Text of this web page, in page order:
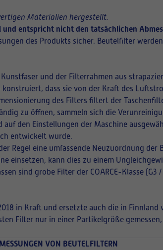
Materialien hergestellt.
entspricht nicht den tatsächlichen
des Produkts sicher. Beutelfilter
und der Filterrahmen aus
konstruiert, dass sie von der Kraft des
des Filters filtert der
zu öffnen, sammeln sich die
den Einstellungen der Maschine
entwickelt wurde.
Regel eine umfassende Neuzuordnung
einsetzen, kann dies zu einem
sind grobe Filter der COARCE-Klasse
in Kraft und ersetzte auch die in
Filter nur in einer Partikelgröße
VON BEUTELFILTERN